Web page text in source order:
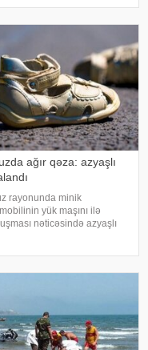
Çaykonun ad gününün
KONKRET.azxəbə
ağır qəza: azyaşlı
rayonunda minik
yük maşını ilə
nəticəsində azyaşlı
2107 markalı minik